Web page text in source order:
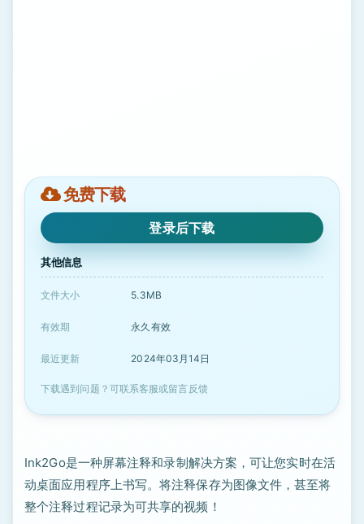
免费下载
登录后下载
其他信息
文件大小 5.3MB
有效期 永久有效
最近更新 2024年03月14日
下载遇到问题？可联系客服或留言反馈
Ink2Go是一种屏幕注释和录制解决方案，可让您实时在活
动桌面应用程序上书写。将注释保存为图像文件，甚至将
整个注释过程记录为可共享的视频！